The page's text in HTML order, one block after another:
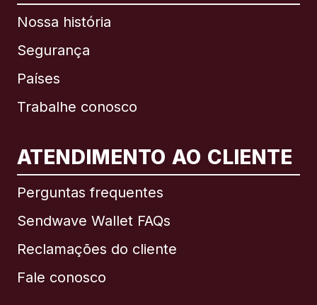
Nossa história
Segurança
Países
Trabalhe conosco
ATENDIMENTO AO CLIENTE
Perguntas frequentes
Sendwave Wallet FAQs
Reclamações do cliente
Fale conosco
Internacional English
Brasil